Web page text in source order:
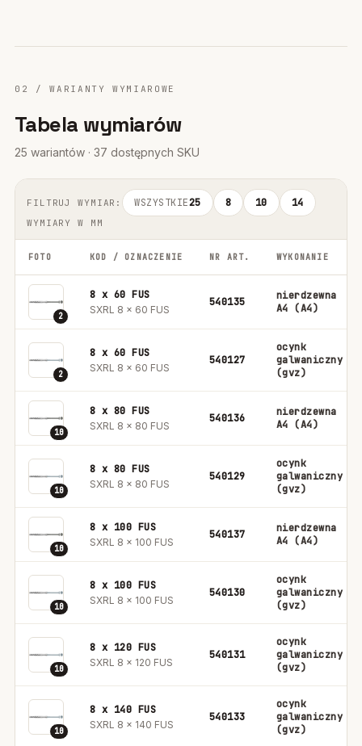
02 / WARIANTY WYMIAROWE
Tabela wymiarów
25 wariantów · 37 dostępnych SKU
FILTRUJ WYMIAR: WSZYSTKIE25 8 10 14
WYMIARY W MM
FOTO KOD / OZNACZENIE NR ART. WYKONANIE
2
8 x 60 FUS
SXRL 8 x 60 FUS
540135
nierdzewna
A4 (A4)
2
8 x 60 FUS
SXRL 8 x 60 FUS
540127
ocynk
galwaniczny
(gvz)
10
8 x 80 FUS
SXRL 8 x 80 FUS
540136
nierdzewna
A4 (A4)
10
8 x 80 FUS
SXRL 8 x 80 FUS
540129
ocynk
galwaniczny
(gvz)
10
8 x 100 FUS
SXRL 8 x 100 FUS
540137
nierdzewna
A4 (A4)
10
8 x 100 FUS
SXRL 8 x 100 FUS
540130
ocynk
galwaniczny
(gvz)
10
8 x 120 FUS
SXRL 8 x 120 FUS
540131
ocynk
galwaniczny
(gvz)
10
8 x 140 FUS
SXRL 8 x 140 FUS
540133
ocynk
galwaniczny
(gvz)